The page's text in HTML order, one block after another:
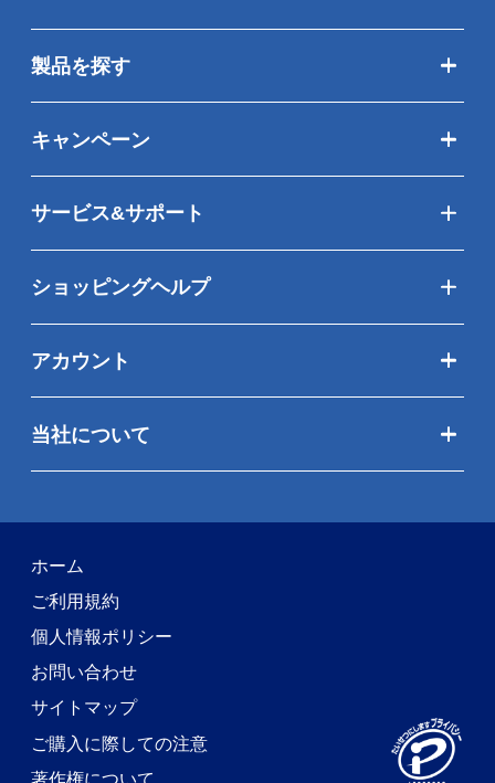
製品を探す
キャンペーン
サービス&サポート
ショッピングヘルプ
アカウント
当社について
ホーム
ご利用規約
個人情報ポリシー
お問い合わせ
サイトマップ
ご購入に際しての注意
著作権について